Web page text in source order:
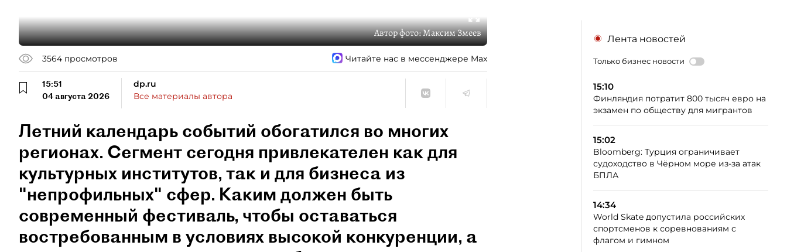
Автор фото:Максим Змеев
3564 просмотров Читайте нас в мессенджере Max
15:51
04 августа 2026
dp.ru
Все материалы автора
Летний календарь событий обогатился во многих
регионах. Сегмент сегодня привлекателен как для
культурных институтов, так и для бизнеса из
"непрофильных" сфер. Каким должен быть
современный фестиваль, чтобы оставаться
востребованным в условиях высокой конкуренции, а
Лента новостей
Только бизнес новости
15:10
Финляндия потратит 800 тысяч евро на
экзамен по обществу для мигрантов
15:02
Bloomberg: Турция ограничивает
судоходство в Чёрном море из-за атак
БПЛА
14:34
World Skate допустила российских
спортсменов к соревнованиям с
флагом и гимном